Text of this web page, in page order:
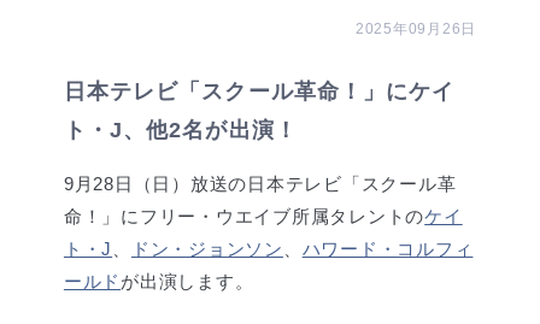
2025年09月26日
日本テレビ「スクール革命！」にケイ
ト・J、他2名が出演！
9月28日（日）放送の日本テレビ「スクール革
命！」にフリー・ウエイブ所属タレントのケイ
ト・J
ドン・ジョンソン
ハワード・コルフィ
ールド が出演します。